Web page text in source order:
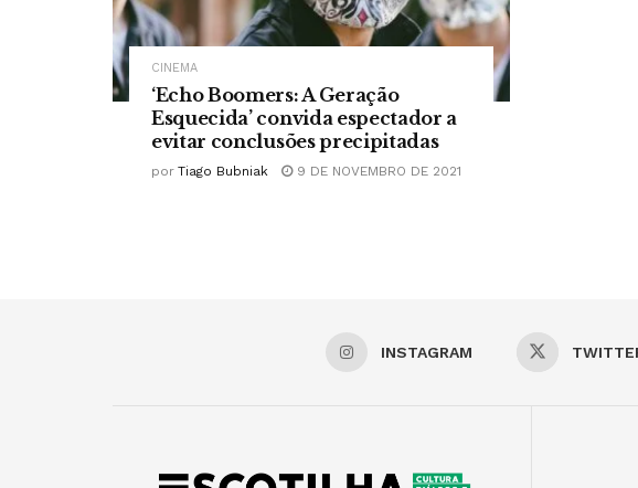
CINEMA
‘Echo Boomers: A Geração
Esquecida’ convida espectador a
evitar conclusões precipitadas
por Tiago Bubniak 9 DE NOVEMBRO DE 2021
INSTAGRAM